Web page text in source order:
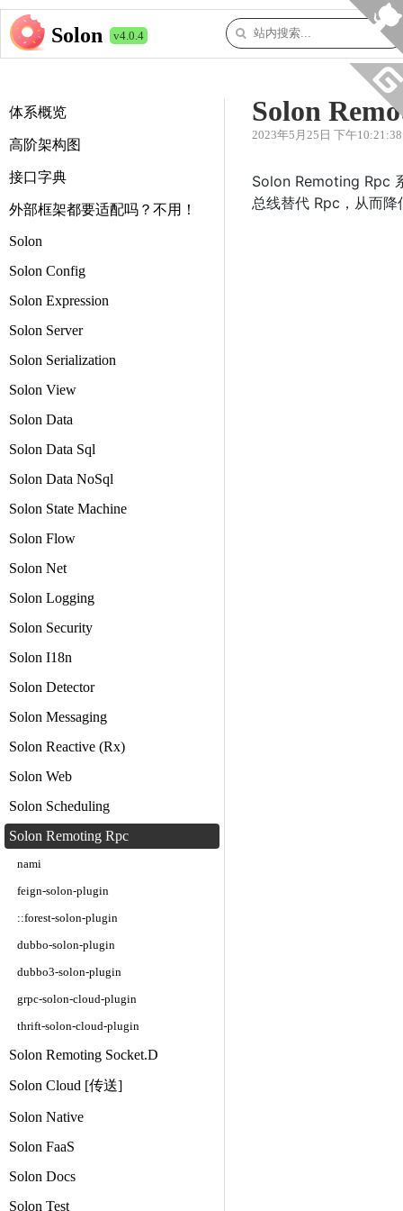
Solon v4.0.4
体系概览
高阶架构图
接口字典
外部框架都要适配吗？不用！
Solon
Solon Config
Solon Expression
Solon Server
Solon Serialization
Solon View
Solon Data
Solon Data Sql
Solon Data NoSql
Solon State Machine
Solon Flow
Solon Net
Solon Logging
Solon Security
Solon I18n
Solon Detector
Solon Messaging
Solon Reactive (Rx)
Solon Web
Solon Scheduling
Solon Remoting Rpc
nami
feign-solon-plugin
::forest-solon-plugin
dubbo-solon-plugin
dubbo3-solon-plugin
grpc-solon-cloud-plugin
thrift-solon-cloud-plugin
Solon Remoting Socket.D
Solon Cloud [传送]
Solon Native
Solon FaaS
Solon Docs
Solon Test
Solon
2023年5月25日 下午10:21:38
Solon Remoting Rpc
总线替代 Rpc，从而降